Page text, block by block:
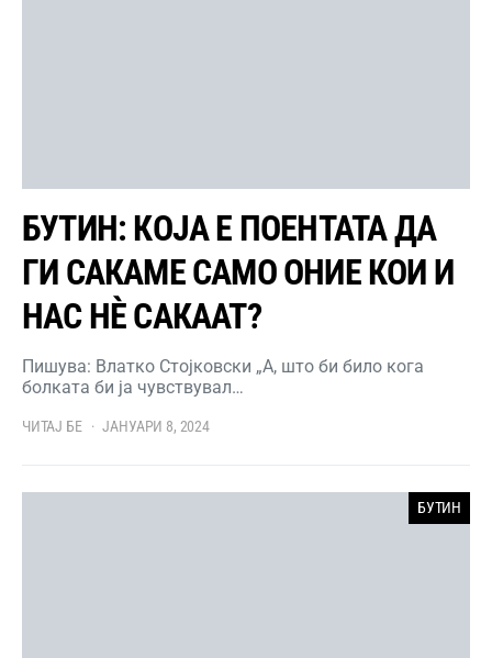
БУТИН: КОЈА Е ПОЕНТАТА ДА
ГИ САКАМЕ САМО ОНИЕ КОИ И
НАС НЀ САКААТ?
Пишува: Влатко Стојковски „А, што би било кога
болката би ја чувствувал…
ЧИТАЈ БЕ ЈАНУАРИ 8, 2024
БУТИН